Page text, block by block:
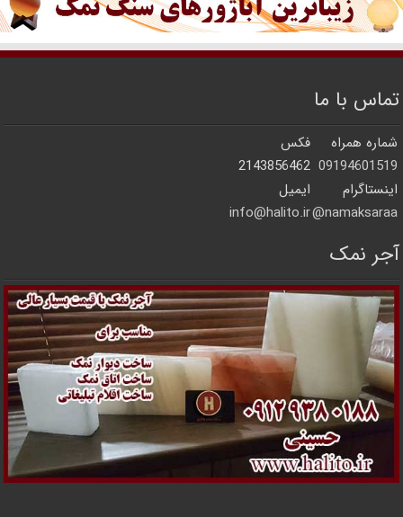
تماس با ما
شماره همراه
فکس
09194601519
2143856462
اینستاگرام
ایمیل
namaksaraa@
info@halito.ir
آجر نمک